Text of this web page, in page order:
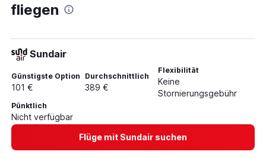
fliegen
Sundair
Günstigste Option
101 €
Durchschnittlich
389 €
Flexibilität
Keine
Stornierungsgebühr
Pünktlich
Nicht verfügbar
Flüge mit Sundair suchen